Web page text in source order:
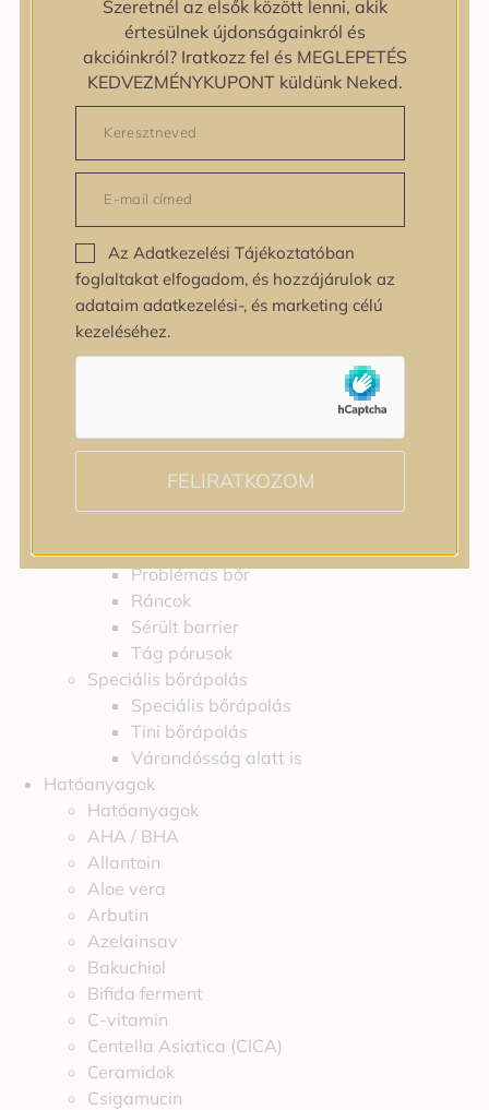
zipiderm
Bőrállapot
Bőrállapot
Bőrtípus
Bőrtípus
Kombinált
Száraz
Zsíros
Bőrprobléma
Bőrprobléma
Bőrpír
Dehidratált bőr
Érzékeny bőr
Fakóság
Problémás bőr
Ráncok
Sérült barrier
Tág pórusok
Speciális bőrápolás
Speciális bőrápolás
Tini bőrápolás
Várandósság alatt is
Hatóanyagok
Hatóanyagok
AHA / BHA
Allantoin
Aloe vera
Arbutin
Azelainsav
Bakuchiol
Bifida ferment
C-vitamin
Centella Asiatica (CICA)
Ceramidok
Csigamucin
Szeretnél az elsők között lenni, akik
értesülnek újdonságainkról és
akcióinkról? Iratkozz fel és MEGLEPETÉS
KEDVEZMÉNYKUPONT küldünk Neked.
Az Adatkezelési Tájékoztatóban
foglaltakat elfogadom, és hozzájárulok az
adataim adatkezelési-, és marketing célú
kezeléséhez.
FELIRATKOZOM